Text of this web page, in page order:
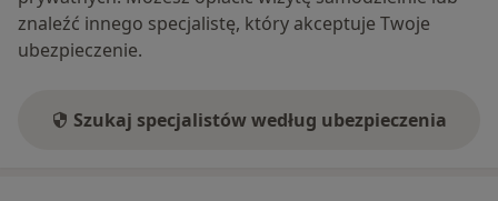
znaleźć innego specjalistę, który akceptuje Twoje
ubezpieczenie.
Szukaj specjalistów według ubezpieczenia